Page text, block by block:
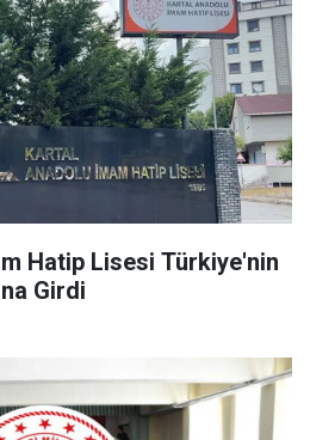
Hatip Lisesi Türkiye'nin
Girdi